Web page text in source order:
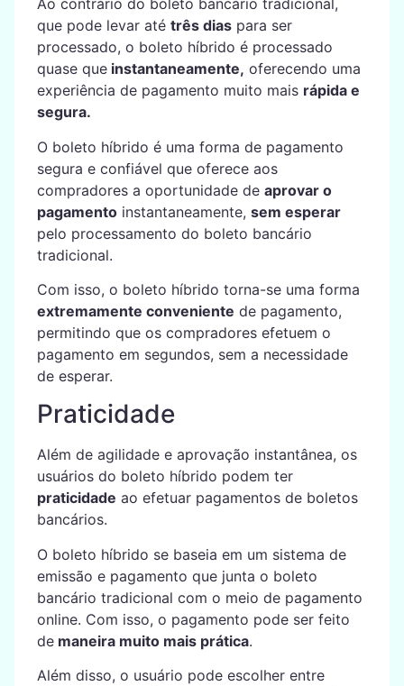
Ao contrário do boleto bancário tradicional,
que pode levar até três diaspara ser
processado, o boleto híbrido é processado
quase queinstantaneamente, oferecendo uma
experiência de pagamento muito mais rápida e
segura.
O boleto híbrido é uma forma de pagamento
segura e confiável que oferece aos
compradores a oportunidade de aprovar o
pagamentoinstantaneamente, sem esperar
pelo processamento do boleto bancário
tradicional.
Com isso, o boleto híbrido torna-se uma forma
extremamente conveniente de pagamento,
permitindo que os compradores efetuem o
pagamento em segundos, sem a necessidade
de esperar.
Praticidade
Além de agilidade e aprovação instantânea, os
usuários do boleto híbrido podem ter
praticidade ao efetuar pagamentos de boletos
bancários.
O boleto híbrido se baseia em um sistema de
emissão e pagamento que junta o boleto
bancário tradicional com o meio de pagamento
online. Com isso, o pagamento pode ser feito
demaneira muito mais prática.
Além disso, o usuário pode escolher entre